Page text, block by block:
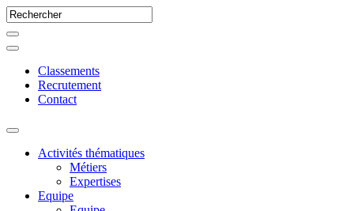
Classements
Recrutement
Contact
Activités thématiques
Métiers
Expertises
Equipe